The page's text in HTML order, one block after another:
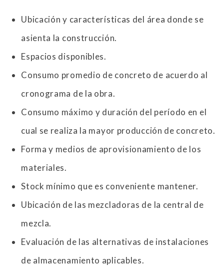
Ubicación y características del área donde se
asienta la construcción.
Espacios disponibles.
Consumo promedio de concreto de acuerdo al
cronograma de la obra.
Consumo máximo y duración del período en el
cual se realiza la mayor producción de concreto.
Forma y medios de aprovisionamiento de los
materiales.
Stock mínimo que es conveniente mantener.
Ubicación de las mezcladoras de la central de
mezcla.
Evaluación de las alternativas de instalaciones
de almacenamiento aplicables.